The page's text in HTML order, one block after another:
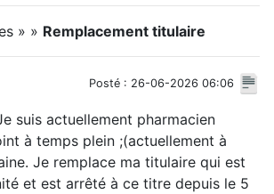
» » Remplacement titulaire
Posté : 26-06-2026 06:06
suis actuellement pharmacien
à temps plein ;(actuellement à
Je remplace ma titulaire qui est
et est arrêté à ce titre depuis le 5